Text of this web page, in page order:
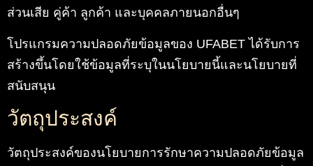
ส่วนเสีย คู่ค้า ลูกค้า และบุคคลภายนอกอื่นๆ
โปรแกรมความปลอดภัยข้อมูลของ UFABET ได้รับการ
สร้างขึ้นโดยใช้ข้อมูลที่ระบุในนโยบายนี้และนโยบายที่
สนับสนุน
วัตถุประสงค์
วัตถุประสงค์ของนโยบายการรักษาความปลอดภัยข้อมูล